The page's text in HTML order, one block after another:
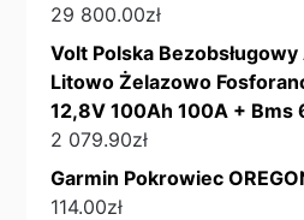
29 800.00zł
Volt Polska
Litowo Żelazowo
12,8V 100Ah 100A + Bms
2 079.90zł
Garmin Pokrowiec
114.00zł